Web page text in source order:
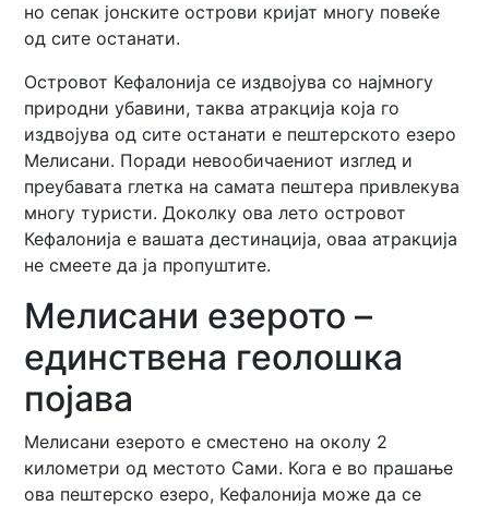
но сепак јонските острови кријат многу повеќе
од сите останати.
Островот Кефалонија се издвојува со најмногу
природни убавини, таква атракција која го
издвојува од сите останати е пештерското езеро
Мелисани. Поради невообичаениот изглед и
преубавата глетка на самата пештера привлекува
многу туристи. Доколку ова лето островот
Кефалонија е вашата дестинација, оваа атракција
не смеете да ја пропуштите.
Мелисани езерото –
единствена геолошка
појава
Мелисани езерото е сместено на околу 2
километри од местото Сами. Кога е во прашање
ова пештерско езеро, Кефалонија може да се